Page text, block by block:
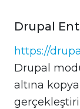
Drupal
https://
Drupal
altına